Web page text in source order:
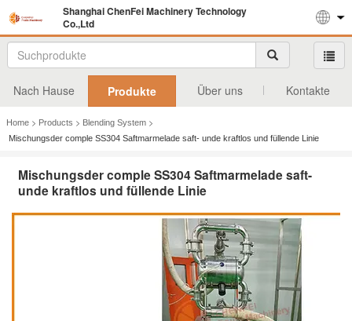
Shanghai ChenFei Machinery Technology
Co.,Ltd
Nach Hause Produkte Über uns Kontakte
Home > Products > Blending System >
Mischungsder comple SS304 Saftmarmelade saft- unde kraftlos und füllende Linie
Mischungsder comple SS304 Saftmarmelade saft-
unde kraftlos und füllende Linie